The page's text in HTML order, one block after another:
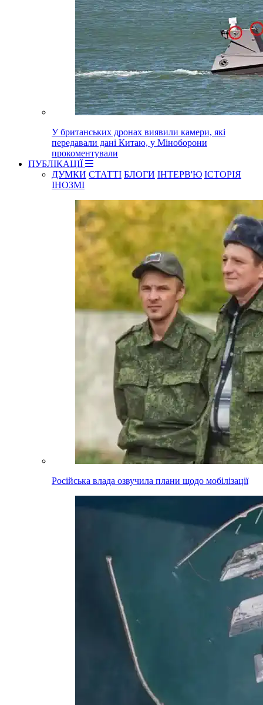
У британських дронах виявили камери, які
передавали дані Китаю, у Міноборони
прокоментували
ПУБЛІКАЦІЇ
ДУМКИ СТАТТІ БЛОГИ ІНТЕРВ'Ю ІСТОРІЯ
ІНОЗМІ
Російська влада озвучила плани щодо мобілізації